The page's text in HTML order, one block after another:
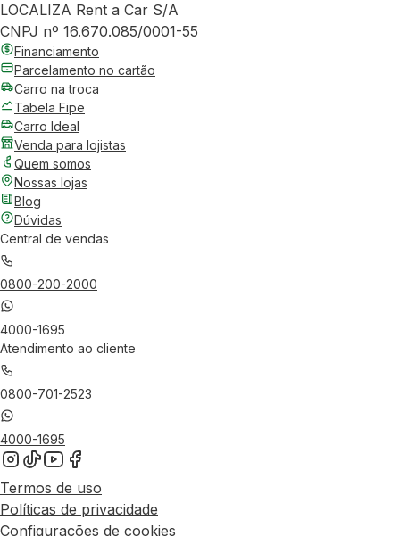
LOCALIZA Rent a Car S/A
CNPJ nº 16.670.085/0001-55
Financiamento
Parcelamento no cartão
Carro na troca
Tabela Fipe
Carro Ideal
Venda para lojistas
Quem somos
Nossas lojas
Blog
Dúvidas
Central de vendas
0800-200-2000
4000-1695
Atendimento ao cliente
0800-701-2523
4000-1695
Termos de uso
Políticas de privacidade
Configurações de cookies